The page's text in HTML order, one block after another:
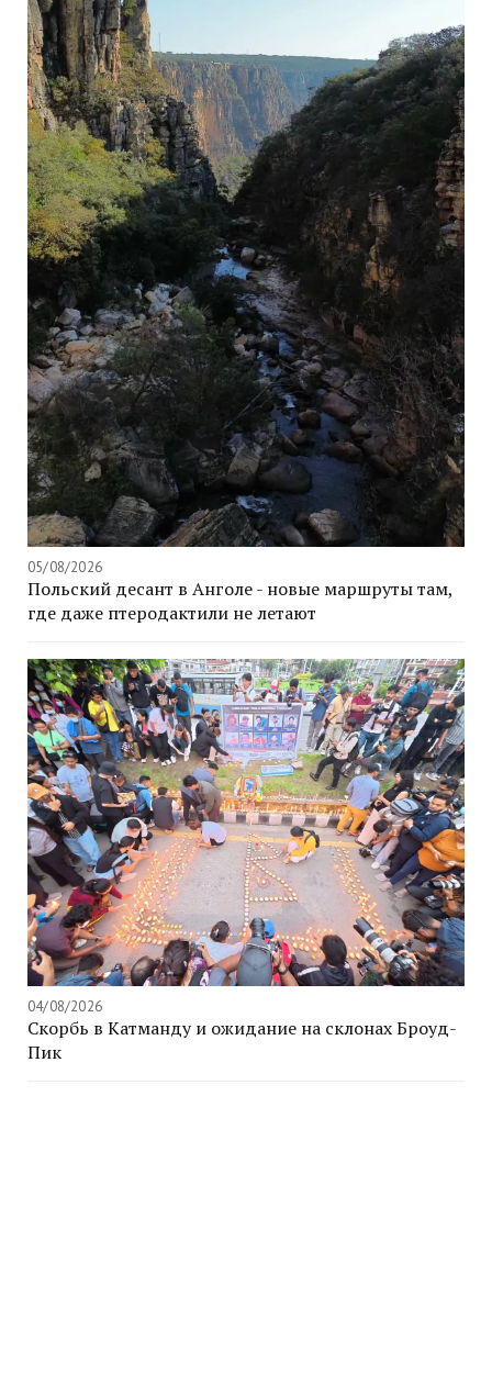
05/08/2026
Польский десант в Анголе - новые маршруты там,
где даже птеродактили не летают
04/08/2026
Скорбь в Катманду и ожидание на склонах Броуд-
Пик